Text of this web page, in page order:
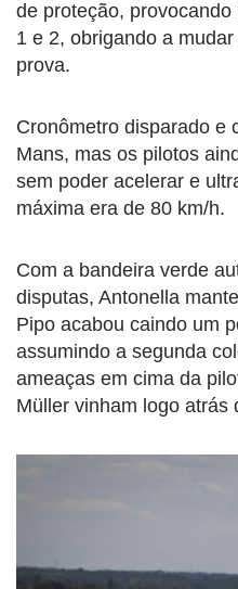
de proteção,
1 e 2, obrigando a
prova.
Cronômetro disparado e
Mans, mas os pilotos
sem poder acelerar e
máxima era de 80 km/h.
Com a bandeira verde
disputas, Antonella
Pipo acabou caindo um
assumindo a segunda
ameaças em cima da
Müller vinham logo atrás